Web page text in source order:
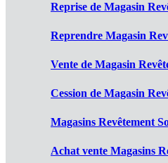
Reprise de Magasin
Reprendre Magasin
Vente de Magasin
Cession de Magasin
Magasins Revêtement
Achat vente Magasins